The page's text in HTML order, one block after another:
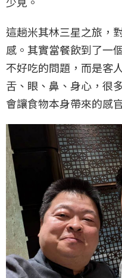
這趟米其林三星之旅，
感。其實當餐飲到了一
不好吃的問題，而是客
舌、眼、鼻、身心，很
會讓食物本身帶來的感